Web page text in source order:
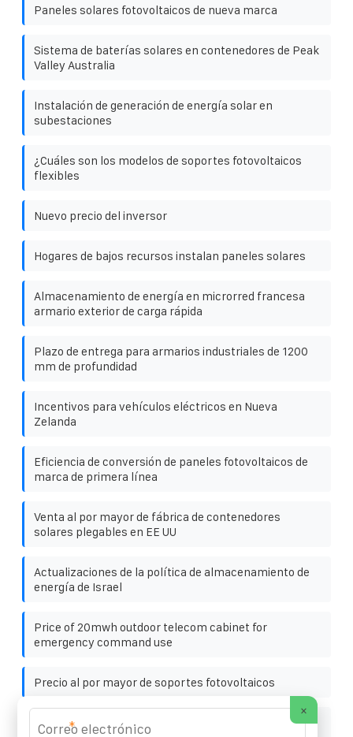
Paneles solares fotovoltaicos de nueva marca
Sistema de baterías solares en contenedores de Peak
Valley Australia
Instalación de generación de energía solar en
subestaciones
¿Cuáles son los modelos de soportes fotovoltaicos
flexibles
Nuevo precio del inversor
Hogares de bajos recursos instalan paneles solares
Almacenamiento de energía en microrred francesa
armario exterior de carga rápida
Plazo de entrega para armarios industriales de 1200
mm de profundidad
Incentivos para vehículos eléctricos en Nueva
Zelanda
Eficiencia de conversión de paneles fotovoltaicos de
marca de primera línea
Venta al por mayor de fábrica de contenedores
solares plegables en EE UU
Actualizaciones de la política de almacenamiento de
energía de Israel
Price of 20mwh outdoor telecom cabinet for
emergency command use
Precio al por mayor de soportes fotovoltaicos
Aplicación de batería de contenedor solar en las Islas
×
*